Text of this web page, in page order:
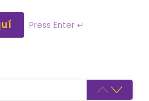
Press Enter ↵